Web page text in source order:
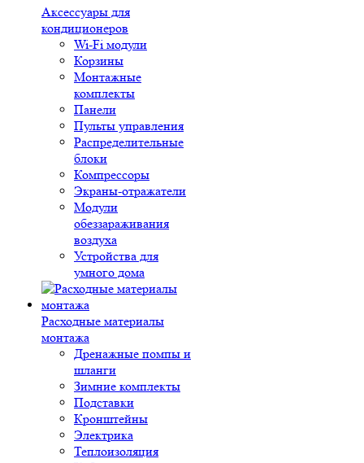
Аксессуары для
кондиционеров
Wi-Fi модули
Корзины
Монтажные
комплекты
Панели
Пульты управления
Распределительные
блоки
Компрессоры
Экраны-отражатели
Модули
обеззараживания
воздуха
Устройства для
умного дома
Расходные материалы
монтажа
Дренажные помпы и
шланги
Зимние комплекты
Подставки
Кронштейны
Электрика
Теплоизоляция